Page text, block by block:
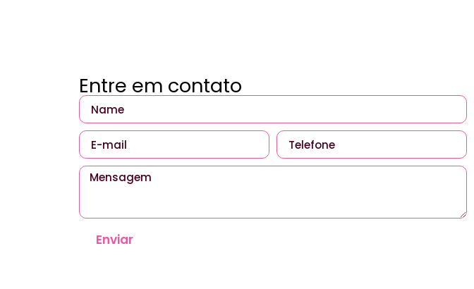
Entre em contato
Enviar